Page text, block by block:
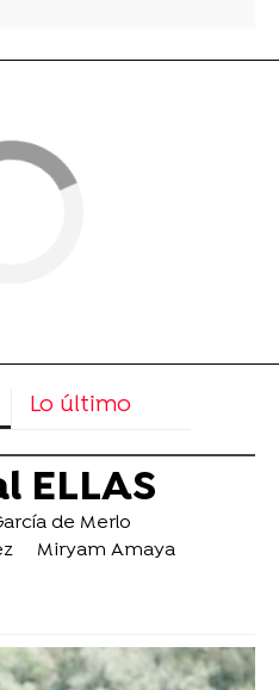
Lo último
ELLAS
de Merlo
Miryam Amaya